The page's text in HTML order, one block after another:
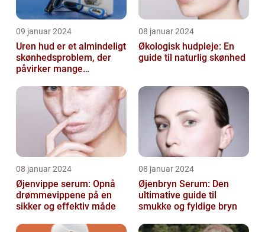
09 januar 2024
Uren hud er et almindeligt
skønhedsproblem, der
påvirker mange
08 januar 2024
Økologisk hudpleje: En
guide til naturlig skønhed
08 januar 2024
Øjenvippe serum: Opnå
drømmevippene på en
sikker og effektiv måde
08 januar 2024
Øjenbryn Serum: Den
ultimative guide til
smukke og fyldige bryn